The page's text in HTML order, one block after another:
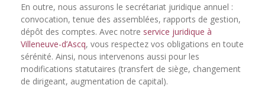
En outre, nous assurons le secrétariat juridique annuel :
convocation, tenue des assemblées, rapports de gestion,
dépôt des comptes. Avec notre service juridique à
Villeneuve-d’Ascq, vous respectez vos obligations en toute
sérénité. Ainsi, nous intervenons aussi pour les
modifications statutaires (transfert de siège, changement
de dirigeant, augmentation de capital).